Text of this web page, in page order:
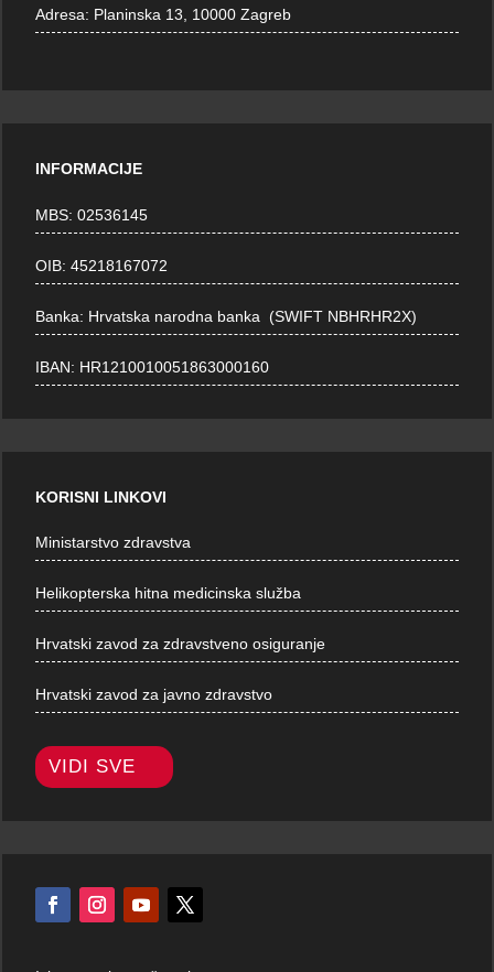
Adresa: Planinska 13, 10000 Zagreb
INFORMACIJE
MBS: 02536145
OIB: 45218167072
Banka: Hrvatska narodna banka (SWIFT NBHRHR2X)
IBAN: HR1210010051863000160
KORISNI LINKOVI
Ministarstvo zdravstva
Helikopterska hitna medicinska služba
Hrvatski zavod za zdravstveno osiguranje
Hrvatski zavod za javno zdravstvo
VIDI SVE